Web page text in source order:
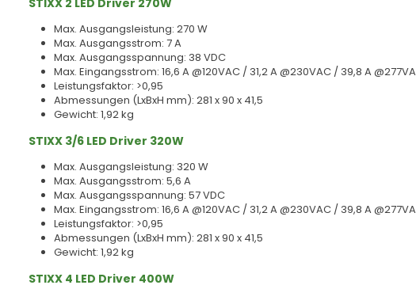
STIXX 2 LED Driver 270W
Max. Ausgangsleistung: 270 W
Max. Ausgangsstrom: 7 A
Max. Ausgangsspannung: 38 VDC
Max. Eingangsstrom: 16,6 A @120VAC / 31,2 A @230VAC / 39,8 A
Leistungsfaktor: >0,95
Abmessungen (LxBxH mm): 281 x 90 x 41,5
Gewicht: 1,92 kg
STIXX 3/6 LED Driver 320W
Max. Ausgangsleistung: 320 W
Max. Ausgangsstrom: 5,6 A
Max. Ausgangsspannung: 57 VDC
Max. Eingangsstrom: 16,6 A @120VAC / 31,2 A @230VAC / 39,8 A
Leistungsfaktor: >0,95
Abmessungen (LxBxH mm): 281 x 90 x 41,5
Gewicht: 1,92 kg
STIXX 4 LED Driver 400W